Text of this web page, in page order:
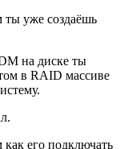
ты уже создаёшь
на диске ты
в RAID массиве
его подключать